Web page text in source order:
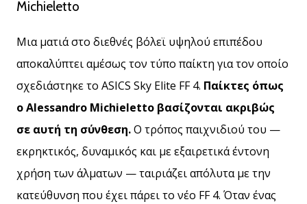
Michieletto
Μια ματιά στο διεθνές βόλεϊ υψηλού επιπέδου
αποκαλύπτει αμέσως τον τύπο παίκτη για τον οποίο
σχεδιάστηκε το ASICS Sky Elite FF 4. Παίκτες όπως
ο Alessandro Michieletto βασίζονται ακριβώς
σε αυτή τη σύνθεση.Ο τρόπος παιχνιδιού του —
εκρηκτικός, δυναμικός και με εξαιρετικά έντονη
χρήση των άλματων — ταιριάζει απόλυτα με την
κατεύθυνση που έχει πάρει το νέο FF 4. Όταν ένας